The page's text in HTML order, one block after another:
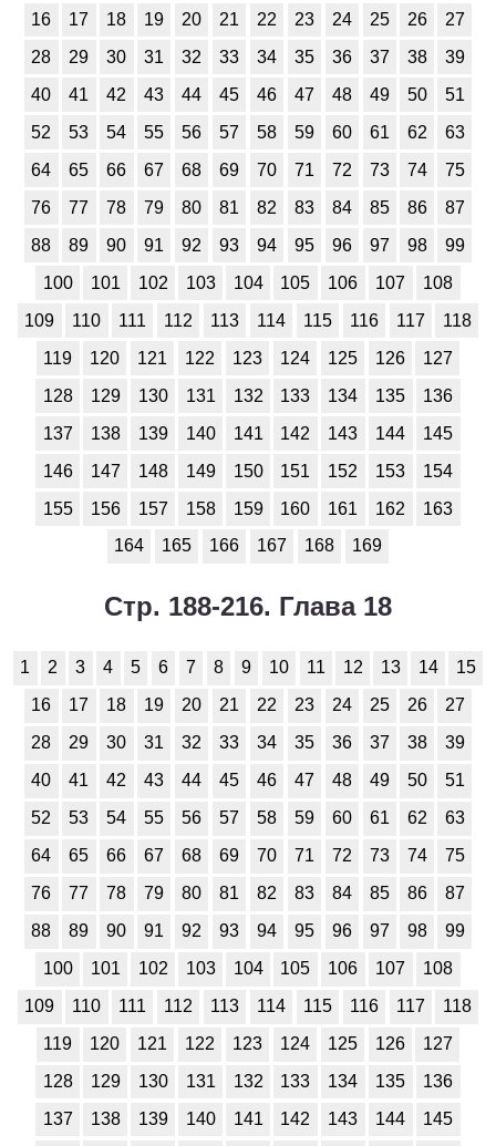
16
17 18 19 20 21 22 23 24 25 26
27
28
29 30 31 32 33 34 35 36 37 38
39
40
41 42 43 44 45 46 47 48 49 50
51
52
53 54 55 56 57 58 59 60 61 62
63
64
65 66 67 68 69 70 71 72 73 74
75
76
77 78 79 80 81 82 83 84 85 86
87
88
89 90 91 92 93 94 95 96 97 98
99
100
101 102 103 104 105 106 107
108
109
110 111 112 113 114 115 116 117
118
119
120 121 122 123 124 125 126
127
128
129 130 131 132 133 134 135
136
137
138 139 140 141 142 143 144
145
146
147 148 149 150 151 152 153
154
155
156 157 158 159 160 161 162
163
164
165 166 167 168 169
Стр. 188-216. Глава 18
1 2 3 4 5 6 7 8 9 10 11 12 13 14
15
16
17 18 19 20 21 22 23 24 25 26
27
28
29 30 31 32 33 34 35 36 37 38
39
40
41 42 43 44 45 46 47 48 49 50
51
52
53 54 55 56 57 58 59 60 61 62
63
64
65 66 67 68 69 70 71 72 73 74
75
76
77 78 79 80 81 82 83 84 85 86
87
88
89 90 91 92 93 94 95 96 97 98
99
100
101 102 103 104 105 106 107
108
109
110 111 112 113 114 115 116 117
118
119
120 121 122 123 124 125 126
127
128
129 130 131 132 133 134 135
136
137
138 139 140 141 142 143 144
145